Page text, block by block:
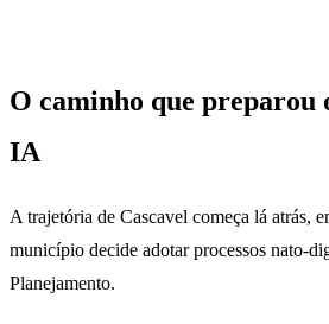
O caminho que preparou
IA
A trajetória de Cascavel começa lá atrás,
município decide adotar processos nato-
Planejamento.